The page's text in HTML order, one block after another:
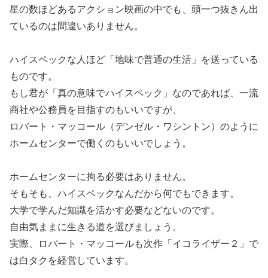
星の数ほどあるアクション映画の中でも、頭一つ抜きん出
ているのは間違いありません。
ハイスペックな人ほど「地味で普通の生活」を送っている
ものです。
もし君が「真の意味でハイスペック」なのであれば、一流
商社や公務員を目指すのもいいですが、
ロバート・マッコール（デンゼル・ワシントン）のように
ホームセンターで働くのもいいでしょう。
ホームセンターに拘る必要はありません。
そもそも、ハイスペックなんだから何でもできます。
大学で学んだ知識を活かす必要などないのです。
自由気ままに生きる道を選びましょう。
実際、ロバート・マッコールも次作「イコライザー２」で
は白タクを経営しています。